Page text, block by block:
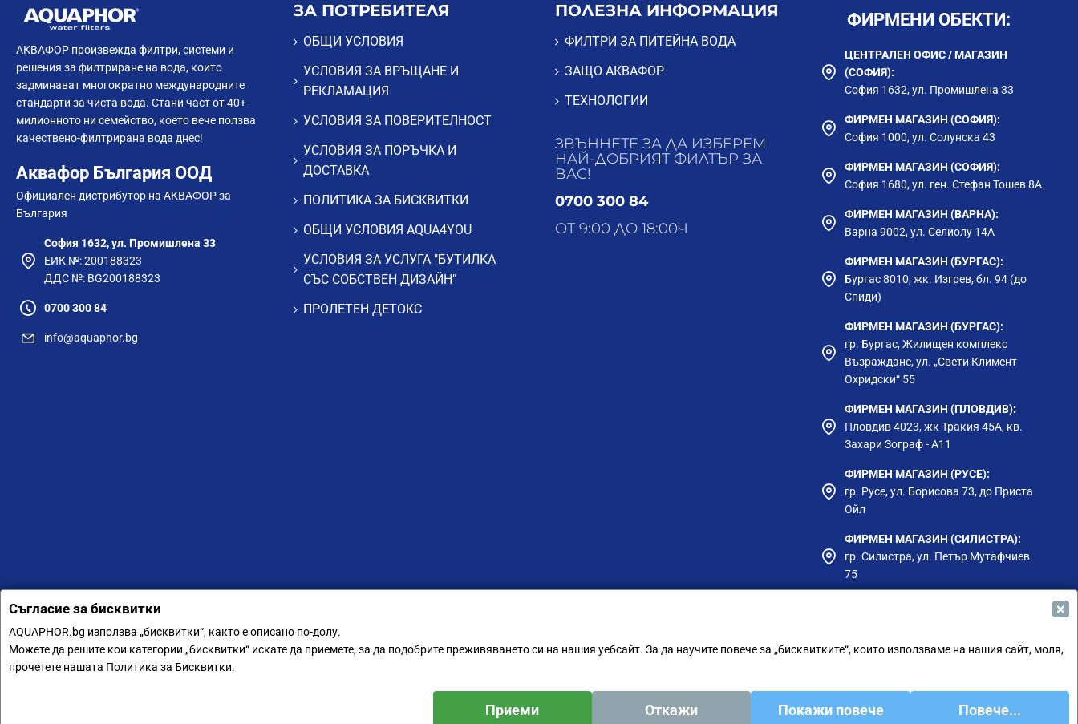
АКВАФОР произвежда филтри, системи и
решения за филтриране на вода, които
задминават многократно международните
стандарти за чиста вода. Стани част от 40+
милионното ни семейство, което вече ползва
качествено-филтрирана вода днес!
Аквафор България ООД
Официален дистрибутор на АКВАФОР за
България
София 1632, ул. Промишлена 33
ЕИК №: 200188323
ДДС №: BG200188323
0700 300 84
info@aquaphor.bg
ЗА ПОТРЕБИТЕЛЯ
ОБЩИ УСЛОВИЯ
УСЛОВИЯ ЗА ВРЪЩАНЕ И
РЕКЛАМАЦИЯ
УСЛОВИЯ ЗА ПОВЕРИТЕЛНОСТ
УСЛОВИЯ ЗА ПОРЪЧКА И
ДОСТАВКА
ПОЛИТИКА ЗА БИСКВИТКИ
ОБЩИ УСЛОВИЯ AQUA4YOU
УСЛОВИЯ ЗА УСЛУГА "БУТИЛКА
СЪС СОБСТВЕН ДИЗАЙН"
ПРОЛЕТЕН ДЕТОКС
ПОЛЕЗНА ИНФОРМАЦИЯ
ФИЛТРИ ЗА ПИТЕЙНА ВОДА
ЗАЩО АКВАФОР
ТЕХНОЛОГИИ
ЗВЪННЕТЕ ЗА ДА ИЗБЕРЕМ
НАЙ-ДОБРИЯТ ФИЛТЪР ЗА
ВАС!
0700 300 84
ОТ 9:00 ДО 18:00Ч
ФИРМЕНИ ОБЕКТИ:
ЦЕНТРАЛЕН ОФИС / МАГАЗИН
(СОФИЯ):
София 1632, ул. Промишлена 33
ФИРМЕН МАГАЗИН (СОФИЯ):
София 1000, ул. Солунска 43
ФИРМЕН МАГАЗИН (СОФИЯ):
София 1680, ул. ген. Стефан Тошев 8А
ФИРМЕН МАГАЗИН (ВАРНА):
Варна 9002, ул. Селиолу 14А
ФИРМЕН МАГАЗИН (БУРГАС):
Бургас 8010, жк. Изгрев, бл. 94 (до
Спиди)
ФИРМЕН МАГАЗИН (БУРГАС):
гр. Бургас, Жилищен комплекс
Възраждане, ул. „Свети Климент
Охридски“ 55
ФИРМЕН МАГАЗИН (ПЛОВДИВ):
Пловдив 4023, жк Тракия 45А, кв.
Захари Зограф - А11
ФИРМЕН МАГАЗИН (РУСЕ):
гр. Русе, ул. Борисова 73, до Приста
Ойл
ФИРМЕН МАГАЗИН (СИЛИСТРА):
гр. Силистра, ул. Петър Мутафчиев
75
Съгласие за бисквитки ×
AQUAPHOR.bg използва „бисквитки“, както е описано по-долу.
Можете да решите кои категории „бисквитки“ искате да приемете, за да подобрите преживяването си на нашия уебсайт. За да научите повече за „бисквитките“, които използваме на нашия сайт, моля,
прочетете нашата Политика за Бисквитки.
Приеми Откажи Покажи повече Повече...